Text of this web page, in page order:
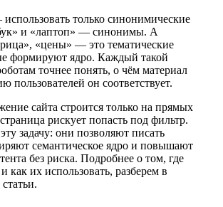
только синонимические
и «лаптоп» — синонимы. А
«цены» — это тематические
формируют ядро. Каждый такой
точнее понять, о чём материал
пользователей он соответствует.
сайта строится только на прямых
рискует попасть под фильтр.
задачу: они позволяют писать
семантическое ядро и повышают
без риска. Подробнее о том, где
как их использовать, разберем в